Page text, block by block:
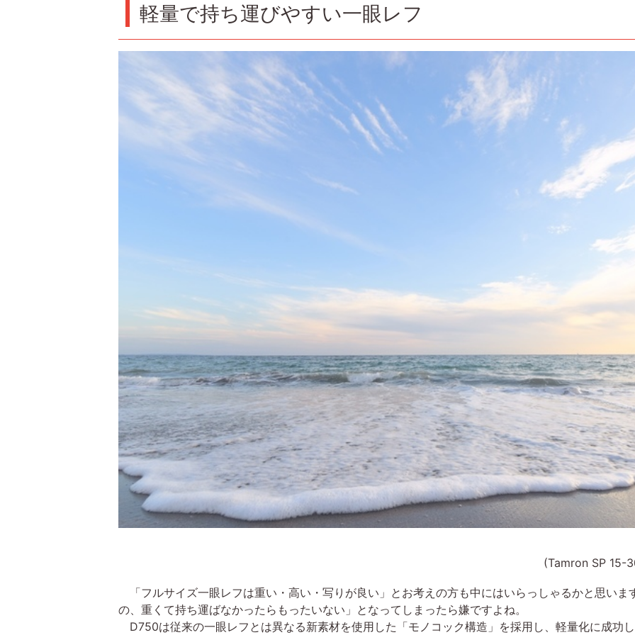
軽量で持ち運びやすい一眼レフ
(Tamron SP 15-
「フルサイズ一眼レフは重い・高い・写りが良い」とお考えの方も中にはいらっしゃるかと思いま
の、重くて持ち運ばなかったらもったいない」となってしまったら嫌ですよね。
D750は従来の一眼レフとは異なる新素材を使用した「モノコック構造」を採用し、軽量化に成功